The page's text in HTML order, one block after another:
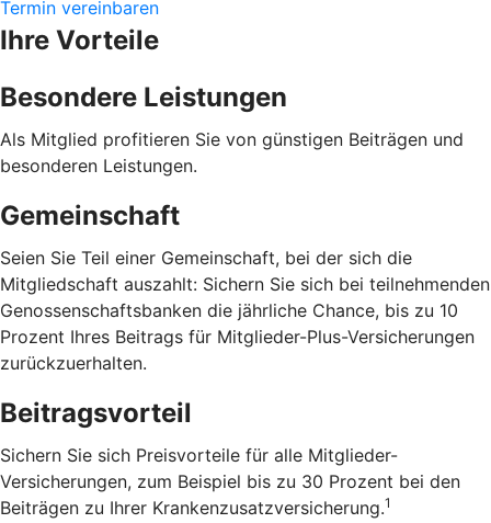
Termin vereinbaren
Ihre Vorteile
Besondere Leistungen
Als Mitglied profitieren Sie von günstigen Beiträgen und
besonderen Leistungen.
Gemeinschaft
Seien Sie Teil einer Gemeinschaft, bei der sich die
Mitgliedschaft auszahlt: Sichern Sie sich bei teilnehmenden
Genossenschaftsbanken die jährliche Chance, bis zu 10
Prozent Ihres Beitrags für Mitglieder-Plus-Versicherungen
zurückzuerhalten.
Beitragsvorteil
Sichern Sie sich Preisvorteile für alle Mitglieder-
Versicherungen, zum Beispiel bis zu 30 Prozent bei den
Beiträgen zu Ihrer Krankenzusatzversicherung.1